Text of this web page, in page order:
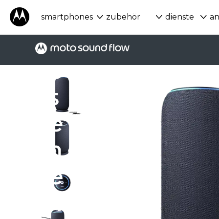
smartphones zubehör dienste
m
g
e
s
e
h
e
n